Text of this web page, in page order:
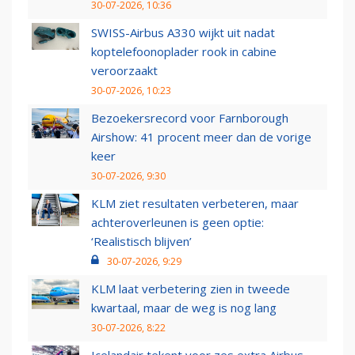
30-07-2026, 10:36
SWISS-Airbus A330 wijkt uit nadat
koptelefoonoplader rook in cabine
veroorzaakt
30-07-2026, 10:23
Bezoekersrecord voor Farnborough
Airshow: 41 procent meer dan de vorige
keer
30-07-2026, 9:30
KLM ziet resultaten verbeteren, maar
achteroverleunen is geen optie:
‘Realistisch blijven’
30-07-2026, 9:29
KLM laat verbetering zien in tweede
kwartaal, maar de weg is nog lang
30-07-2026, 8:22